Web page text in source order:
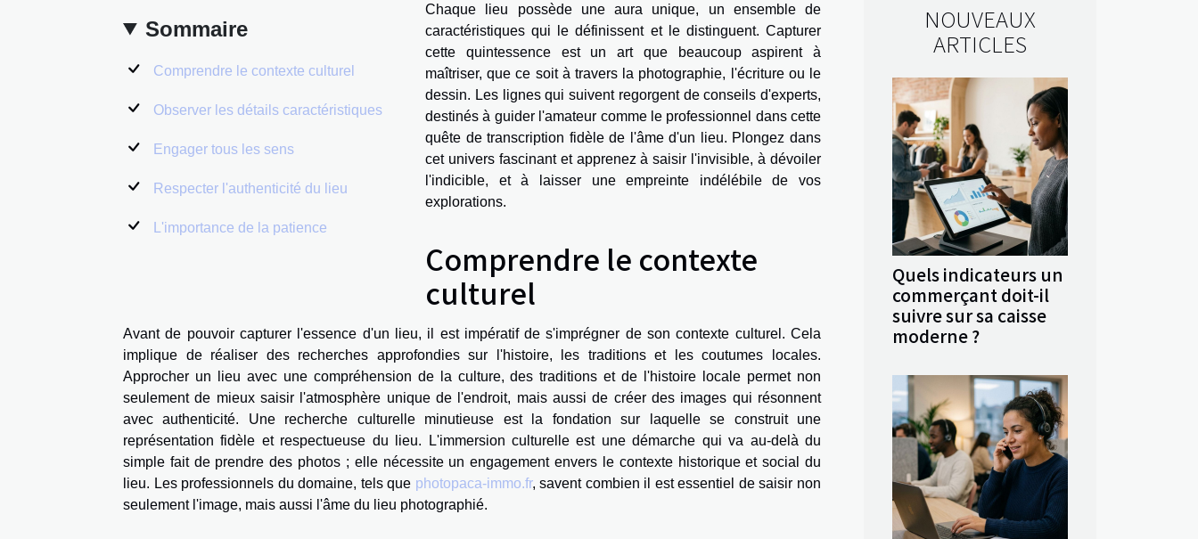
Sommaire
Comprendre le contexte culturel
Observer les détails caractéristiques
Engager tous les sens
Respecter l'authenticité du lieu
L'importance de la patience
Chaque lieu possède une aura unique, un ensemble de
caractéristiques qui le définissent et le distinguent. Capturer
cette quintessence est un art que beaucoup aspirent à
maîtriser, que ce soit à travers la photographie, l'écriture ou le
dessin. Les lignes qui suivent regorgent de conseils d'experts,
destinés à guider l'amateur comme le professionnel dans cette
quête de transcription fidèle de l'âme d'un lieu. Plongez dans
cet univers fascinant et apprenez à saisir l'invisible, à dévoiler
l'indicible, et à laisser une empreinte indélébile de vos
explorations.
Comprendre le contexte
culturel
Avant de pouvoir capturer l'essence d'un lieu, il est impératif de s'imprégner de son contexte culturel. Cela
implique de réaliser des recherches approfondies sur l'histoire, les traditions et les coutumes locales.
Approcher un lieu avec une compréhension de la culture, des traditions et de l'histoire locale permet non
seulement de mieux saisir l'atmosphère unique de l'endroit, mais aussi de créer des images qui résonnent
avec authenticité. Une recherche culturelle minutieuse est la fondation sur laquelle se construit une
représentation fidèle et respectueuse du lieu. L'immersion culturelle est une démarche qui va au-delà du
simple fait de prendre des photos ; elle nécessite un engagement envers le contexte historique et social du
lieu. Les professionnels du domaine, tels que photopaca-immo.fr, savent combien il est essentiel de saisir non
seulement l'image, mais aussi l'âme du lieu photographié.
NOUVEAUX
ARTICLES
Quels indicateurs un
commerçant doit-il
suivre sur sa caisse
moderne ?